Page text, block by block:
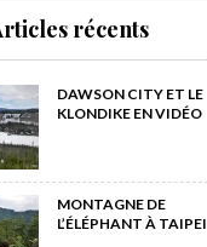
récents
DAWSON CITY ET LE
KLONDIKE EN VIDÉO
MONTAGNE DE
L’ÉLÉPHANT À TAIPEI